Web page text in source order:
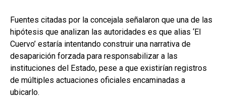
Fuentes citadas por la concejala señalaron que una de las
hipótesis que analizan las autoridades es que alias ‘El
Cuervo’ estaría intentando construir una narrativa de
desaparición forzada para responsabilizar a las
instituciones del Estado, pese a que existirían registros
de múltiples actuaciones oficiales encaminadas a
ubicarlo.